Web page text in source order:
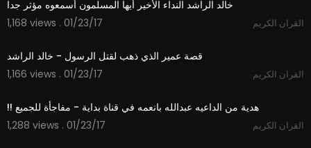
1,168 views . 01/23/17
القران الكريم
1,166 views . 01/23/17
القران الكريم
1,288 views . 01/23/17
القران الكريم